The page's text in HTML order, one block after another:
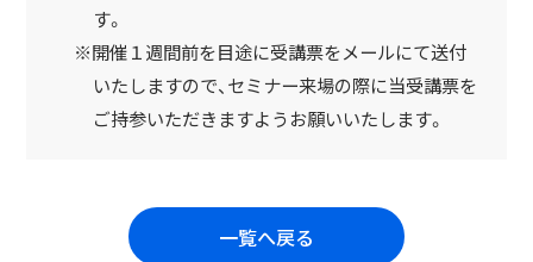
す。
※開催１週間前を目途に受講票をメールにて送付
いたしますので、セミナー来場の際に当受講票を
ご持参いただきますようお願いいたします。
一覧へ戻る